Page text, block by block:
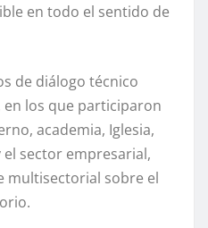
en todo el sentido de
de diálogo técnico
los que participaron
academia, Iglesia,
sector empresarial,
multisectorial sobre el